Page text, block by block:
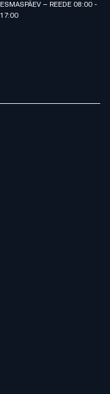
ESMASPÄEV – REEDE 08:00 -
17:00